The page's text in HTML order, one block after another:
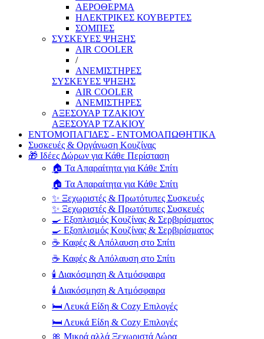
ΑΕΡΟΘΕΡΜΑ
ΗΛΕΚΤΡΙΚΕΣ ΚΟΥΒΕΡΤΕΣ
ΣΟΜΠΕΣ
ΣΥΣΚΕΥΕΣ ΨΗΞΗΣ
AIR COOLER
/
ΑΝΕΜΙΣΤΗΡΕΣ
ΣΥΣΚΕΥΕΣ ΨΗΞΗΣ
AIR COOLER
ΑΝΕΜΙΣΤΗΡΕΣ
ΑΞΕΣΟΥΑΡ ΤΖΑΚΙΟΥ
ΑΞΕΣΟΥΑΡ ΤΖΑΚΙΟΥ
ΕΝΤΟΜΟΠΑΓΙΔΕΣ - ΕΝΤΟΜΟΑΠΩΘΗΤΙΚΑ
Συσκευές & Οργάνωση Κουζίνας
🎁 Ιδέες Δώρων για Κάθε Περίσταση
🏠 Τα Απαραίτητα για Κάθε Σπίτι
🏠 Τα Απαραίτητα για Κάθε Σπίτι
✨ Ξεχωριστές & Πρωτότυπες Συσκευές
✨ Ξεχωριστές & Πρωτότυπες Συσκευές
🍳 Εξοπλισμός Κουζίνας & Σερβιρίσματος
🍳 Εξοπλισμός Κουζίνας & Σερβιρίσματος
☕ Καφές & Απόλαυση στο Σπίτι
☕ Καφές & Απόλαυση στο Σπίτι
🕯️ Διακόσμηση & Ατμόσφαιρα
🕯️ Διακόσμηση & Ατμόσφαιρα
🛏️ Λευκά Είδη & Cozy Επιλογές
🛏️ Λευκά Είδη & Cozy Επιλογές
🎀 Μικρά αλλά Ξεχωριστά Δώρα